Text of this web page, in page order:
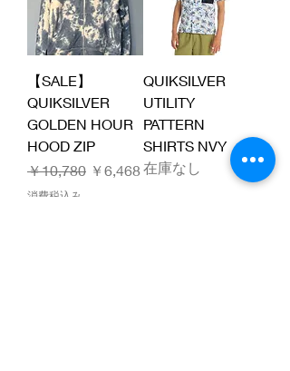
【SALE】
QUIKSILVER
GOLDEN HOUR
HOOD ZIP
通常価格
￥10,780 セール価格
￥6,468
消費税込み
QUIKSILVER
UTILITY
PATTERN
SHIRTS NVY
在庫なし